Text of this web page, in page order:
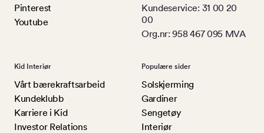
Pinterest
Youtube
Kundeservice: 31 00 20
00
Org.nr: 958 467 095 MVA
Kid Interiør
Vårt bærekraftsarbeid
Kundeklubb
Karriere i Kid
Investor Relations
Populære sider
Solskjerming
Gardiner
Sengetøy
Interiør